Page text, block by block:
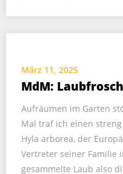
März 11, 2025
MdM: Laubfrosch
Aufräumen im Garten
Mal traf ich einen
Hyla arborea, der
Vertreter seiner Familie
gesammelte Laub also